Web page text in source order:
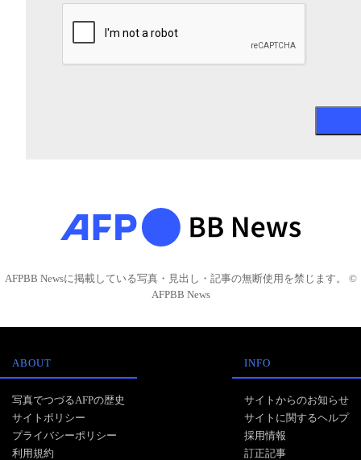
AFPBB Newsに掲載している写真・見出し・記事の無断使用を禁じます。 ©
AFPBB News
ABOUT
写真でつづるAFPの歴史
サイトポリシー
プライバシーポリシー
利用規約
INFO
サイトからのお知らせ
サイトに関するヘルプ
採用情報
訂正記事